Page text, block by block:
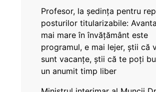
Profesor, la ședința pentru
posturilor titularizabile:
mai mare în învățământ este
programul, e mai lejer, știi că
sunt vacanţe, știi că te poți
un anumit timp liber